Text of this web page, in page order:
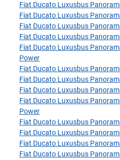
Fiat Ducato Luxusbus
Fiat Ducato Luxusbus
Fiat Ducato Luxusbus
Fiat Ducato Luxusbus
Fiat Ducato Luxusbus
Power
Fiat Ducato Luxusbus
Fiat Ducato Luxusbus
Fiat Ducato Luxusbus
Fiat Ducato Luxusbus
Power
Fiat Ducato Luxusbus
Fiat Ducato Luxusbus
Fiat Ducato Luxusbus
Fiat Ducato Luxusbus